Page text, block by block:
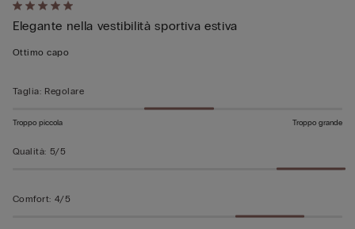
Valutato
5
su
Elegante nella vestibilità sportiva estiva
Ottimo capo
Taglia: Regolare
Troppo piccola Troppo grande
Qualità: 5/5
Comfort: 4/5